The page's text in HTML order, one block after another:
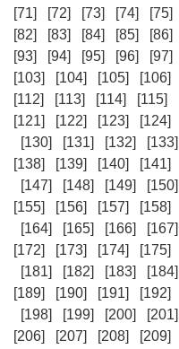
[71]
[72] [73] [74] [75]
[82]
[83] [84] [85] [86]
[93]
[94] [95] [96] [97]
[103]
[104] [105] [106]
[112]
[113] [114] [115]
[121]
[122] [123] [124]
[130]
[131] [132] [133]
[138]
[139] [140] [141]
[147]
[148] [149] [150]
[155]
[156] [157] [158]
[164]
[165] [166] [167]
[172]
[173] [174] [175]
[181]
[182] [183] [184]
[189]
[190] [191] [192]
[198]
[199] [200] [201]
[206]
[207] [208] [209]